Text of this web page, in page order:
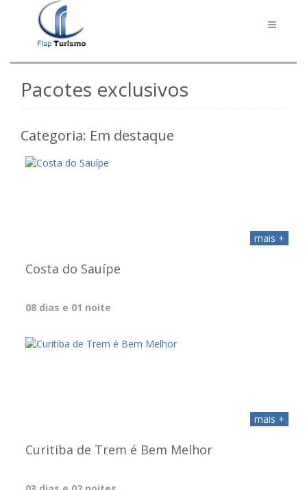
Toggle
Pacotes exclusivos
Categoria: Em destaque
mais +
Costa do Sauípe
08 dias e 01 noite
mais +
Curitiba de Trem é Bem Melhor